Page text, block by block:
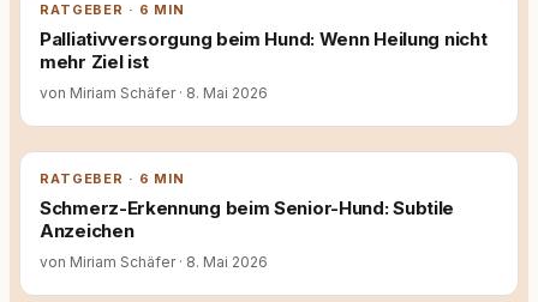
RATGEBER · 6 MIN
Palliativversorgung beim Hund: Wenn Heilung nicht
mehr Ziel ist
von Miriam Schäfer · 8. Mai 2026
RATGEBER · 6 MIN
Schmerz-Erkennung beim Senior-Hund: Subtile
Anzeichen
von Miriam Schäfer · 8. Mai 2026